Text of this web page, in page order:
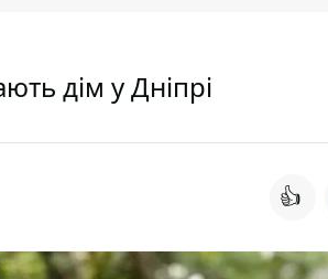
дім у Дніпрі
👍